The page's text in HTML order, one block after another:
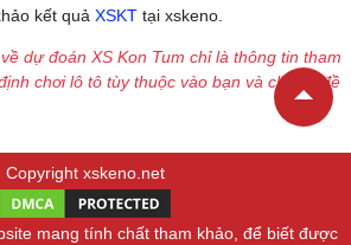
kết quả XSKT tại xskeno.
dự đoán XS Kon Tum chỉ là thông tin tham
chơi lô tô tùy thuộc vào bạn và chơi lô đề
Copyright xskeno.net
mang tính chất tham khảo, để biết được